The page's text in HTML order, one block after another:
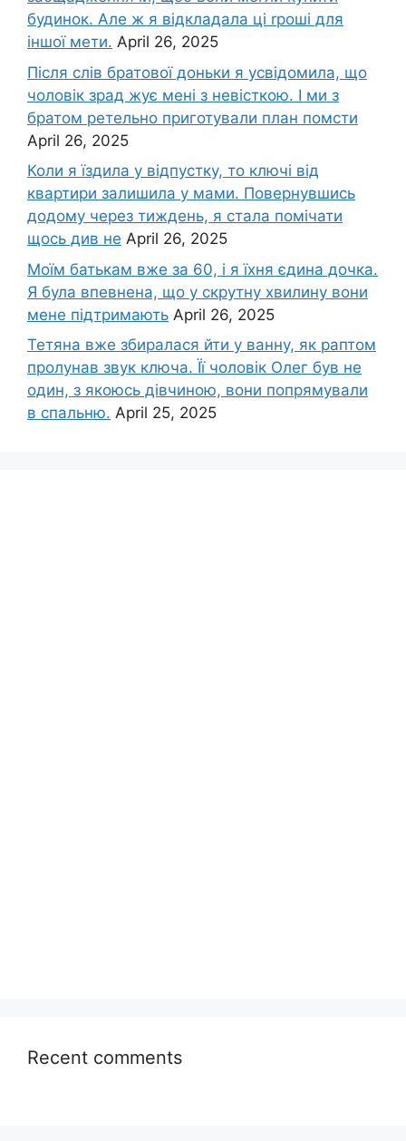
будинок. Але ж я відкладала ці rроші для
іншої мети. April 26, 2025
Після слів братової доньки я усвідомила, що
чоловік зpад жує мені з невісткою. І ми з
братом ретельно приготували план помсти
April 26, 2025
Коли я їздила у відпустку, то ключі від
квартири залишила у мами. Повернувшись
додому через тиждень, я стала помічати
щось див не April 26, 2025
Моїм батькам вже за 60, і я їхня єдина дочка.
Я була впевнена, що у скрутну хвилину вони
мене підтримають April 26, 2025
Тетяна вже збиралася йти у ванну, як раптом
пролунав звук ключа. Її чоловік Олег був не
один, з якоюсь дівчиною, вони попрямували
в спальню. April 25, 2025
Recent comments